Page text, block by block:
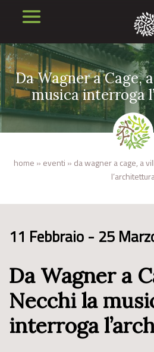
Da Wagner a Cage,
musica interroga
home » eventi » da wagner a cage, a
11 Febbraio - 25
Da Wagner a
Necchi la
interroga